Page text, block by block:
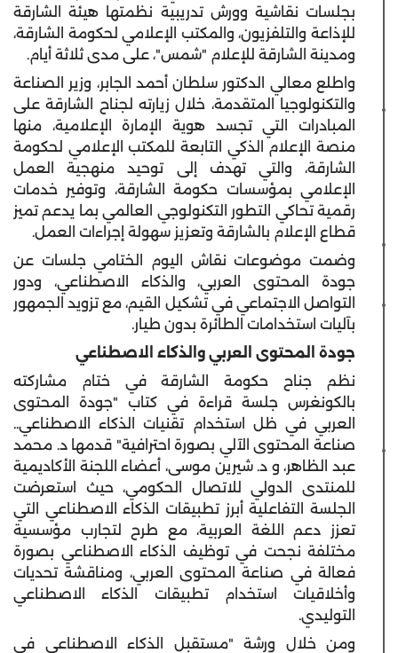
بجلسات نقاشية وورش تدريبية نظمتها هيئة الشارقة
للإذاعة والتلفزيون، والمكتب الإعلامي لحكومة الشارقة،
ومدينة الشارقة للإعلام "شمس"، على مدى ثلاثة أيام.
واطلع معالي الدكتور سلطان أحمد الجابر، وزير الصناعة
والتكنولوجيا المتقدمة، خلال زيارته لجناح الشارقة على
المبادرات التي تجسد هوية الإمارة الإعلامية، منها
منصة الإعلام الذكي التابعة للمكتب الإعلامي لحكومة
الشارقة، والتي تهدف إلى توحيد منهجية العمل
الإعلامي بمؤسسات حكومة الشارقة، وتوفير خدمات
رقمية تحاكي التطور التكنولوجي العالمي بما يدعم تميز
قطاع الإعلام بالشارقة وتعزيز سهولة إجراءات العمل.
وضمت موضوعات نقاش اليوم الختامي جلسات عن
جودة المحتوى العربي، والذكاء الاصطناعي، ودور
التواصل الاجتماعي في تشكيل القيم، مع تزويد الجمهور
بآليات استخدامات الطائرة بدون طيار.
جودة المحتوى العربي والذكاء الاصطناعي
نظم جناح حكومة الشارقة في ختام مشاركته
بالكونغرس جلسة قراءة في كتاب "جودة المحتوى
العربي في ظل استخدام تقنيات الذكاء الاصطناعي..
صناعة المحتوى الآلي بصورة احترافية" قدمها د. محمد
عبد الظاهر، و د. شيرين موسى، أعضاء اللجنة الأكاديمية
للمنتدى الدولي للاتصال الحكومي، حيث استعرضت
الجلسة التفاعلية أبرز تطبيقات الذكاء الاصطناعي التي
تعزز دعم اللغة العربية، مع طرح لتجارب مؤسسية
مختلفة نجحت في توظيف الذكاء الاصطناعي بصورة
فعالة في صناعة المحتوى العربي، ومناقشة تحديات
وأخلاقيات استخدام تطبيقات الذكاء الاصطناعي
التوليدي.
ومن خلال ورشة "مستقبل الذكاء الاصطناعي في